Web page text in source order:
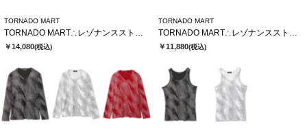
TORNADO MART
￥14,080(税込)
TORNADO MART
￥11,880(税込)